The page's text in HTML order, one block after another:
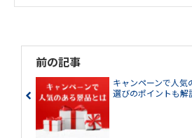
前の記事
キャンペーンで人
選びのポイントも解